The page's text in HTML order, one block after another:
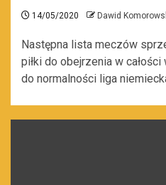
14/05/2020 Dawid
Następna lista meczów
piłki do obejrzenia w
do normalności liga